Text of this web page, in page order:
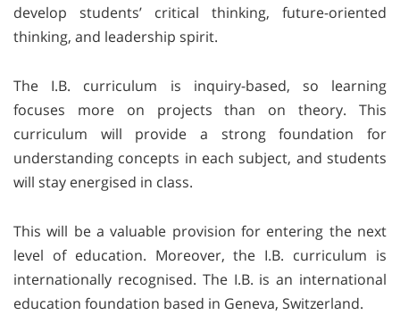
develop students’ critical thinking, future-oriented
thinking, and leadership spirit.
The I.B. curriculum is inquiry-based, so learning
focuses more on projects than on theory. This
curriculum will provide a strong foundation for
understanding concepts in each subject, and students
will stay energised in class.
This will be a valuable provision for entering the next
level of education. Moreover, the I.B. curriculum is
internationally recognised. The I.B. is an international
education foundation based in Geneva, Switzerland.